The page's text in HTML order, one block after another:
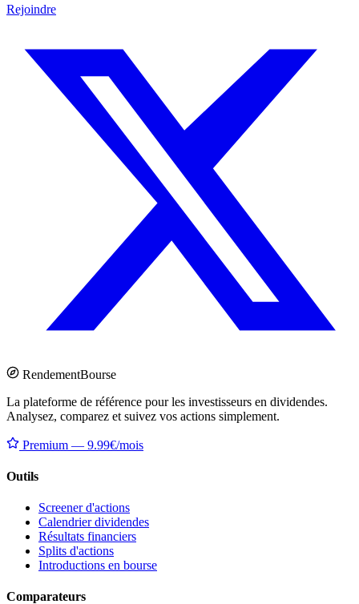
Rejoindre
RendementBourse
La plateforme de référence pour les investisseurs en dividendes.
Analysez, comparez et suivez vos actions simplement.
Premium — 9.99€/mois
Outils
Screener d'actions
Calendrier dividendes
Résultats financiers
Splits d'actions
Introductions en bourse
Comparateurs